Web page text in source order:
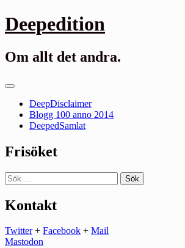
Gå
till
Deepedition
Om allt det andra.
Primär
DeepDisclaimer
Blogg 100 anno 2014
DeepedSamlat
Frisöket
Sök
efter:
Kontakt
Twitter+ Facebook + Mail
Mastodon